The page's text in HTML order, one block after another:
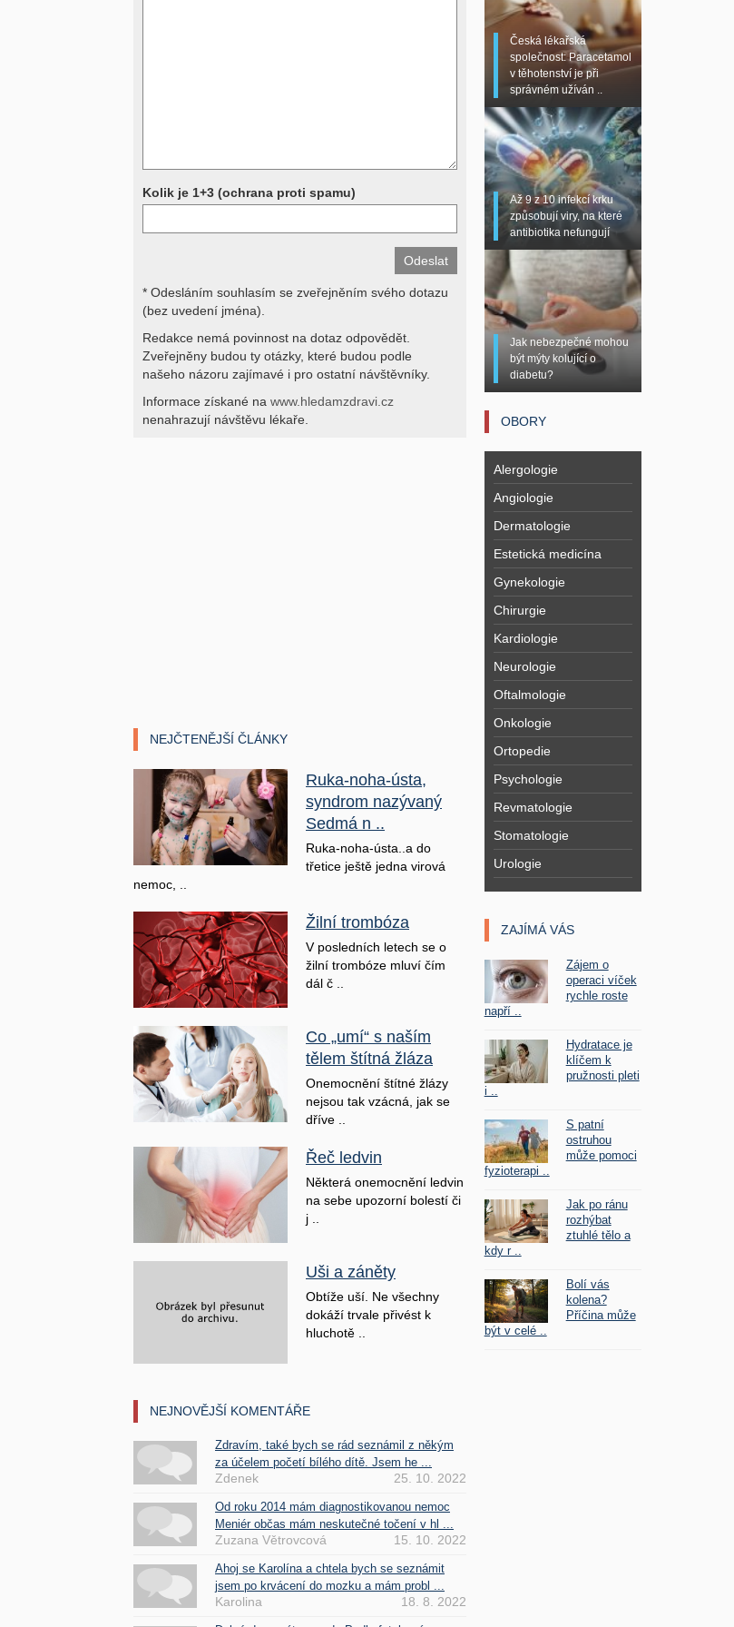
Děkujeme za pochopení
Kolik je 1+3 (ochrana proti spamu)
* Odesláním souhlasím se zveřejněním svého dotazu
(bez uvedení jména).
Redakce nemá povinnost na dotaz odpovědět.
Zveřejněny budou ty otázky, které budou podle
našeho názoru zajímavé i pro ostatní návštěvníky.
Informace získané na www.hledamzdravi.cz
nenahrazují návštěvu lékaře.
NEJČTENĚJŠÍ ČLÁNKY
Ruka-noha-ústa,
syndrom nazývaný
Sedmá n ..
Ruka-noha-ústa..a do
třetice ještě jedna virová
nemoc, ..
Žilní trombóza
V posledních letech se o
žilní trombóze mluví čím
dál č ..
Co „umí“ s naším
tělem štítná žláza
Onemocnění štítné žlázy
nejsou tak vzácná, jak se
dříve ..
Řeč ledvin
Některá onemocnění ledvin
na sebe upozorní bolestí či
j ..
Uši a záněty
Obtíže uší. Ne všechny
dokáží trvale přivést k
hluchotě ..
NEJNOVĚJŠÍ KOMENTÁŘE
Zdravím, také bych se rád seznámil z někým
za účelem početí bílého dítě. Jsem he ...
Zdenek 25. 10. 2022
Od roku 2014 mám diagnostikovanou nemoc
Meniér občas mám neskutečné točení v hl ...
Zuzana Větrovcová 15. 10. 2022
Ahoj se Karolína a chtela bych se seznámit
jsem po krvácení do mozku a mám probl ...
Karolina 18. 8. 2022
Česká lékařská
společnost: Paracetamol
v těhotenství je při
správném užíván ..
Až 9 z 10 infekcí krku
způsobují viry, na které
antibiotika nefungují
Jak nebezpečné mohou
být mýty kolující o
diabetu?
OBORY
Alergologie
Angiologie
Dermatologie
Estetická medicína
Gynekologie
Chirurgie
Kardiologie
Neurologie
Oftalmologie
Onkologie
Ortopedie
Psychologie
Revmatologie
Stomatologie
Urologie
ZAJÍMÁ VÁS
Zájem o
operaci víček
rychle roste
napří ..
Hydratace je
klíčem k
pružnosti pleti
i ..
S patní
ostruhou
může pomoci
fyzioterapi ..
Jak po ránu
rozhýbat
ztuhlé tělo a
kdy r ..
Bolí vás
kolena?
Příčina může
být v celé ..